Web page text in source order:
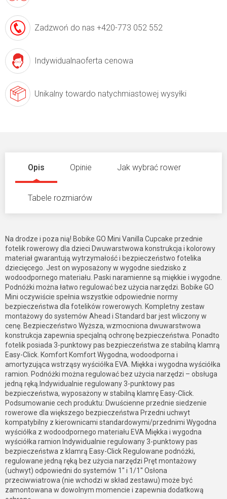
Zadzwoń do nas +420-773 052 552
Indywidualnaoferta cenowa
Unikalny towardo natychmiastowej wysyłki
Opis Opinie Jak wybrać rower
Tabele rozmiarów
Na drodze i poza nią! Bobike GO Mini Vanilla Cupcake przednie
fotelik rowerowy dla dzieci Dwuwarstwowa konstrukcja i kolorowy
materiał gwarantują wytrzymałość i bezpieczeństwo fotelika
dziecięcego. Jest on wyposażony w wygodne siedzisko z
wodoodpornego materiału. Paski naramienne są miękkie i wygodne.
Podnóżki można łatwo regulować bez użycia narzędzi. Bobike GO
Mini oczywiście spełnia wszystkie odpowiednie normy
bezpieczeństwa dla fotelików rowerowych. Kompletny zestaw
montażowy do systemów Ahead i Standard bar jest wliczony w
cenę. Bezpieczeństwo Wyższa, wzmocniona dwuwarstwowa
konstrukcja zapewnia specjalną ochronę bezpieczeństwa. Ponadto
fotelik posiada 3-punktowy pas bezpieczeństwa ze stabilną klamrą
Easy-Click. Komfort Komfort Wygodna, wodoodporna i
amortyzująca wstrząsy wyściółka EVA. Miękka i wygodna wyściółka
ramion. Podnóżki można regulować bez użycia narzędzi – obsługa
jedną ręką.Indywidualnie regulowany 3-punktowy pas
bezpieczeństwa, wyposażony w stabilną klamrę Easy-Click.
Podsumowanie cech produktu: Dwuścienne przednie siedzenie
rowerowe dla większego bezpieczeństwa Przedni uchwyt
kompatybilny z kierownicami standardowymi/przednimi Wygodna
wyściółka z wodoodpornego materiału EVA Miękka i wygodna
wyściółka ramion Indywidualnie regulowany 3-punktowy pas
bezpieczeństwa z klamrą Easy-Click Regulowane podnóżki,
regulowane jedną ręką bez użycia narzędzi Pręt montażowy
(uchwyt) odpowiedni do systemów 1'' i 1/1'' Osłona
przeciwwiatrowa (nie wchodzi w skład zestawu) może być
zamontowana w dowolnym momencie i zapewnia dodatkową